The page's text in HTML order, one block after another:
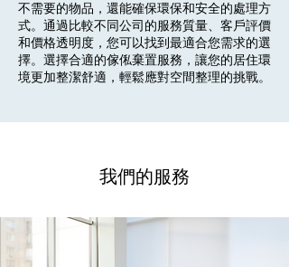
不需要的物品，還能確保環保和安全的處理方
式。通過比較不同公司的服務質量、客戶評價
和價格透明度，您可以找到最適合您需求的選
擇。選擇合適的傢俬棄置服務，讓您的居住環
境更加整潔舒適，輕鬆應對空間整理的挑戰。
我們的服務